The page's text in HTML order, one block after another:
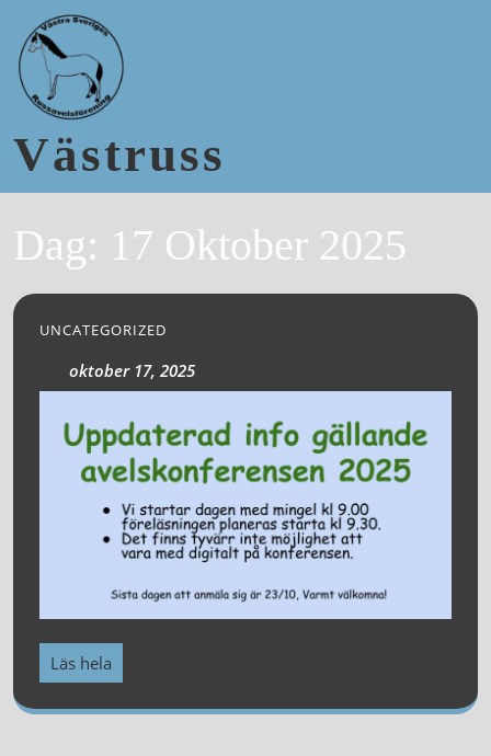
Västruss
Dag: 17 Oktober 2025
UNCATEGORIZED
oktober 17, 2025
Läs hela